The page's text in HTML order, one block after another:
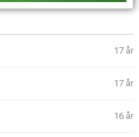
17 år
17 år
16 år